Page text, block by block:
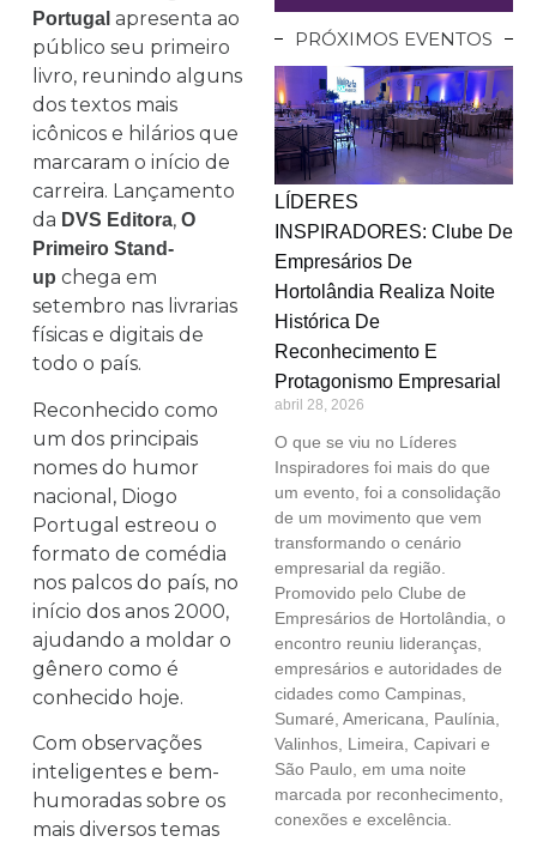
Portugal apresenta ao
público seu primeiro
livro, reunindo alguns
dos textos mais
icônicos e hilários que
marcaram o início de
carreira. Lançamento
da DVS Editora, O
Primeiro Stand-
up chega em
setembro nas livrarias
físicas e digitais de
todo o país.
Reconhecido como
um dos principais
nomes do humor
nacional, Diogo
Portugal estreou o
formato de comédia
nos palcos do país, no
início dos anos 2000,
ajudando a moldar o
gênero como é
conhecido hoje.
Com observações
inteligentes e bem-
humoradas sobre os
mais diversos temas
PRÓXIMOS EVENTOS
LÍDERES
INSPIRADORES: Clube De
Empresários De
Hortolândia Realiza Noite
Histórica De
Reconhecimento E
Protagonismo Empresarial
abril 28, 2026
O que se viu no Líderes
Inspiradores foi mais do que
um evento, foi a consolidação
de um movimento que vem
transformando o cenário
empresarial da região.
Promovido pelo Clube de
Empresários de Hortolândia, o
encontro reuniu lideranças,
empresários e autoridades de
cidades como Campinas,
Sumaré, Americana, Paulínia,
Valinhos, Limeira, Capivari e
São Paulo, em uma noite
marcada por reconhecimento,
conexões e excelência.